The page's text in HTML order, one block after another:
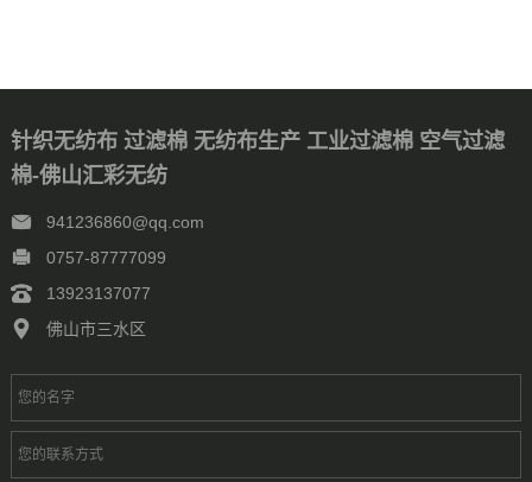
针织无纺布 过滤棉 无纺布生产 工业过滤棉 空气过滤
棉-佛山汇彩无纺
941236860@qq.com
0757-87777099
13923137077
佛山市三水区